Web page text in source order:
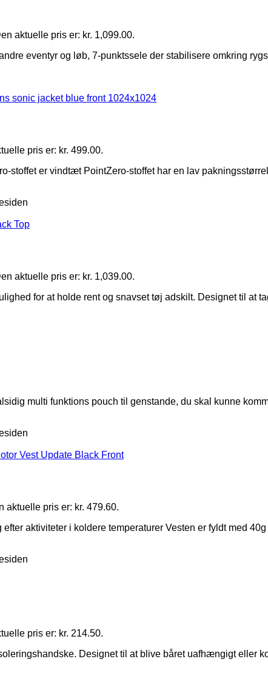
aktuelle pris er: kr. 1,099.00.
eventyr og løb, 7-punktssele der stabilisere omkring
pris er: kr. 499.00.
stoffet er vindtæt PointZero-stoffet har en lav
aktuelle pris er: kr. 1,039.00.
for at holde rent og snavset tøj adskilt. Designet til at
multi funktions pouch til genstande, du skal kunne
aktuelle pris er: kr. 479.60.
aktiviteter i koldere temperaturer Vesten er fyldt med
pris er: kr. 214.50.
Designet til at blive båret uafhængigt eller